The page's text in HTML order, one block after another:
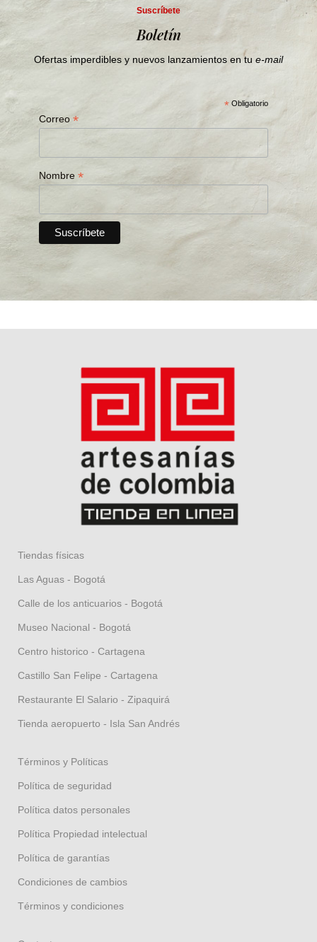
Suscríbete
Boletín
Ofertas imperdibles y nuevos lanzamientos en tu e-mail
* Obligatorio
Correo*
Nombre*
Tiendas físicas
Las Aguas - Bogotá
Calle de los anticuarios - Bogotá
Museo Nacional - Bogotá
Centro historico - Cartagena
Castillo San Felipe - Cartagena
Restaurante El Salario - Zipaquirá
Tienda aeropuerto - Isla San Andrés
Términos y Políticas
Política de seguridad
Política datos personales
Política Propiedad intelectual
Política de garantías
Condiciones de cambios
Términos y condiciones